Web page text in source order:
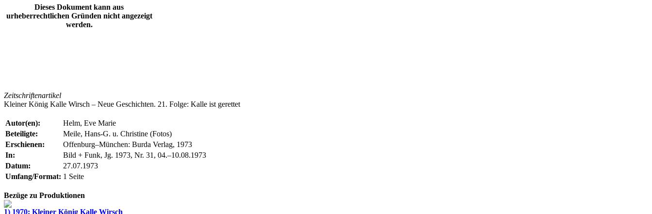
Dieses Dokument kann aus
urheberrechtlichen Gründen nicht angezeigt
werden.
Zeitschriftenartikel
Kleiner König Kalle Wirsch – Neue Geschichten. 21. Folge: Kalle ist gerettet
Autor(en):
Helm, Eve Marie
Beteiligte:
Meile, Hans-G. u. Christine (Fotos)
Erschienen:
Offenburg–München: Burda Verlag, 1973
In:
Bild + Funk, Jg. 1973, Nr. 31, 04.–10.08.1973
Datum:
27.07.1973
Umfang/Format: 1 Seite
Bezüge zu Produktionen
1) 1970: Kleiner König Kalle Wirsch